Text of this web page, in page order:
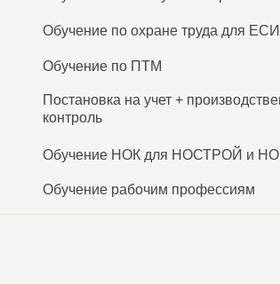
Обучение по охране труда для
Обучение по ПТМ
Постановка на учет +
контроль
Обучение НОК для НОСТРОЙ и
Обучение рабочим профессиям